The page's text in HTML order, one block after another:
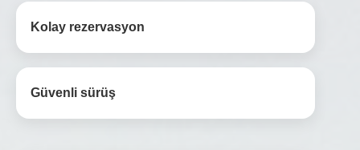
Kolay rezervasyon
Güvenli sürüş